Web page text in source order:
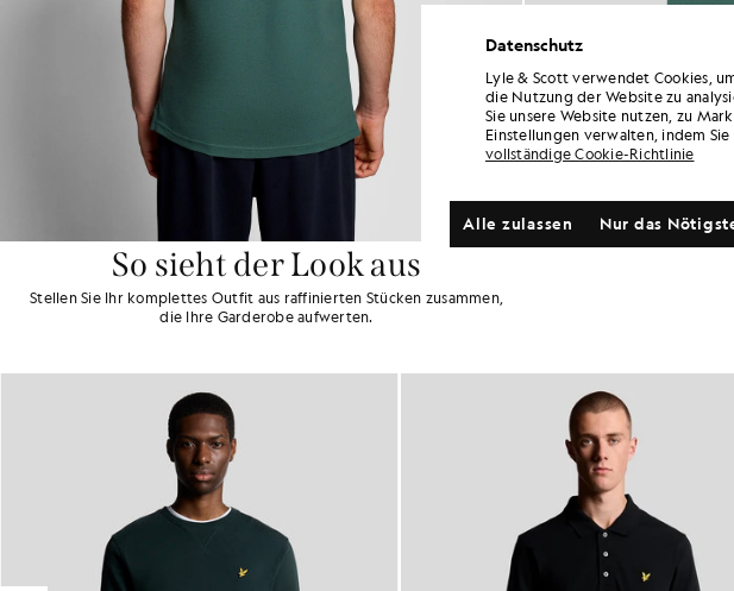
So sieht der Look aus
Stellen Sie Ihr komplettes Outfit aus raffinierten Stücken zusammen,
die Ihre Garderobe aufwerten.
Datenschutz
Lyle & Scott verwendet Cookies,
die Nutzung der Website zu
Sie unsere Website nutzen, zu
Einstellungen verwalten, indem
vollständige Cookie-Richtlinie
Nur das
Alle zulassen